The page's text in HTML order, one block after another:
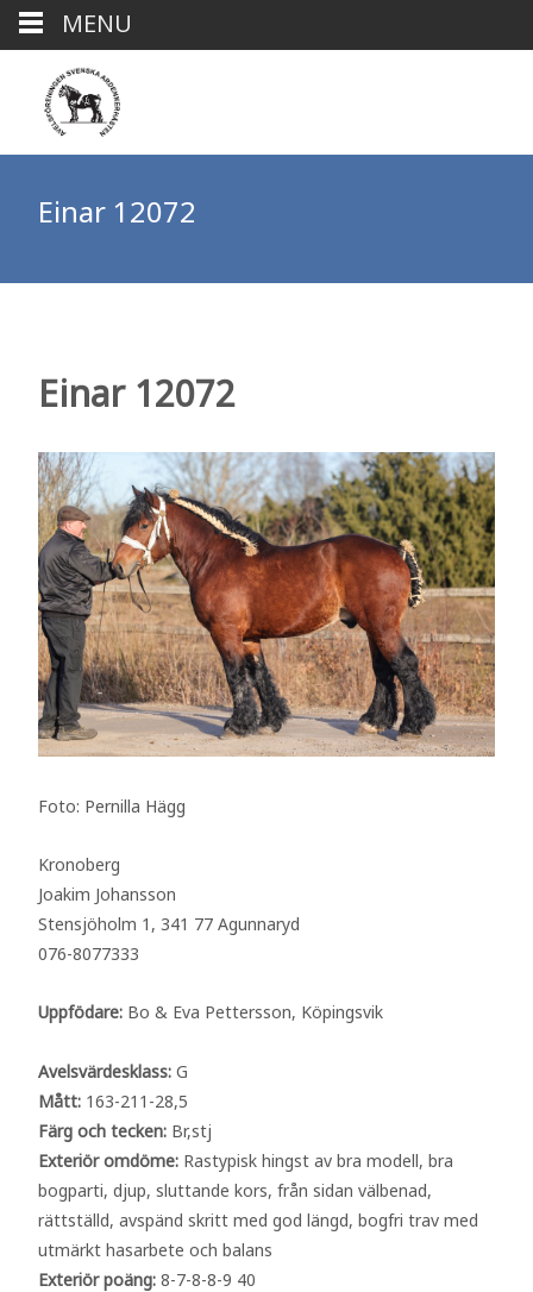
Einar 12072
Einar 12072
Foto: Pernilla Hägg
Kronoberg
Joakim Johansson
Stensjöholm 1, 341 77 Agunnaryd
076-8077333
Uppfödare: Bo & Eva Pettersson, Köpingsvik
Avelsvärdesklass: G
Mått: 163-211-28,5
Färg och tecken: Br,stj
Exteriör omdöme: Rastypisk hingst av bra modell, bra
bogparti, djup, sluttande kors, från sidan välbenad,
rättställd, avspänd skritt med god längd, bogfri trav med
utmärkt hasarbete och balans
Exteriör poäng: 8-7-8-8-9 40
MENU